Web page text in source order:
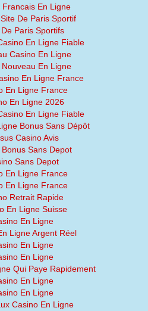
Francais En Ligne
De Paris Sportif
Paris Sportifs
En Ligne Fiable
Casino En Ligne
En Ligne
En Ligne France
En Ligne France
En Ligne 2026
En Ligne Fiable
Bonus Sans Dépôt
Casino Avis
Sans Depot
Sans Depot
En Ligne France
En Ligne France
Retrait Rapide
En Ligne Suisse
En Ligne
Ligne Argent Réel
En Ligne
En Ligne
Qui Paye Rapidement
En Ligne
En Ligne
Casino En Ligne